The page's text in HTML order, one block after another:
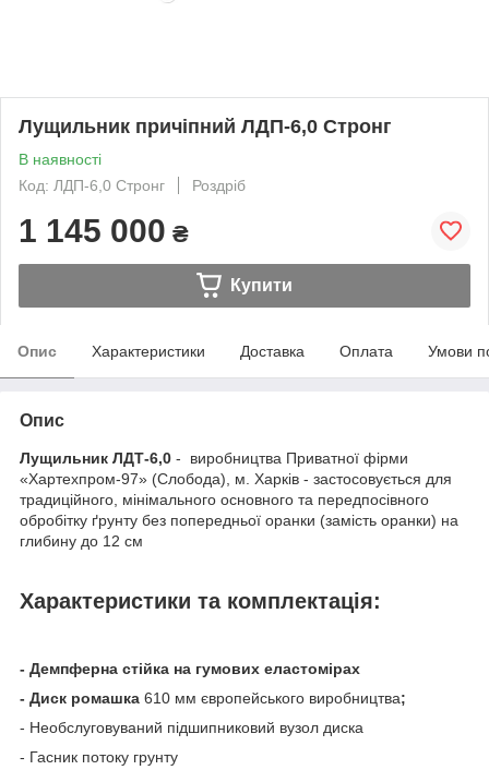
Лущильник причіпний ЛДП-6,0 Стронг
В наявності
Код: ЛДП-6,0 Стронг
Роздріб
1 145 000 ₴
Купити
Опис Характеристики Доставка Оплата Умови
Опис
Лущильник ЛДТ-6,0 - виробництва Приватної фірми
«Хартехпром-97» (Слобода), м. Харків - застосовується для
традиційного, мінімального основного та передпосівного
обробітку ґрунту без попередньої оранки (замість оранки) на
глибину до 12 см
Характеристики та комплектація:
- Демпферна стійка на гумових еластомірах
- Диск ромашка 610 мм європейського виробництва;
- Необслуговуваний підшипниковий вузол диска
- Гасник потоку грунту